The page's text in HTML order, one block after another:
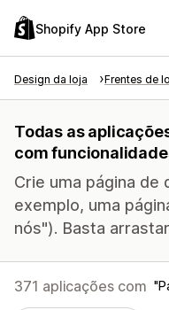
Shopify App Store
Design da loja Frentes de
Todas as
com
Crie uma página
exemplo, uma
nós"). Basta
371 aplicações com